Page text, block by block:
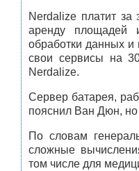
Nerdalize платит за
аренду площадей
обработки данных и
свои сервисы на
Nerdalize.
Сервер батарея,
пояснил Ван Дюн, но
По словам
сложные
том числе для